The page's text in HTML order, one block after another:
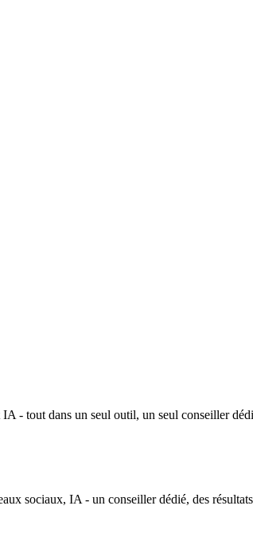
- tout dans un seul outil, un seul conseiller
sociaux, IA - un conseiller dédié, des résultats